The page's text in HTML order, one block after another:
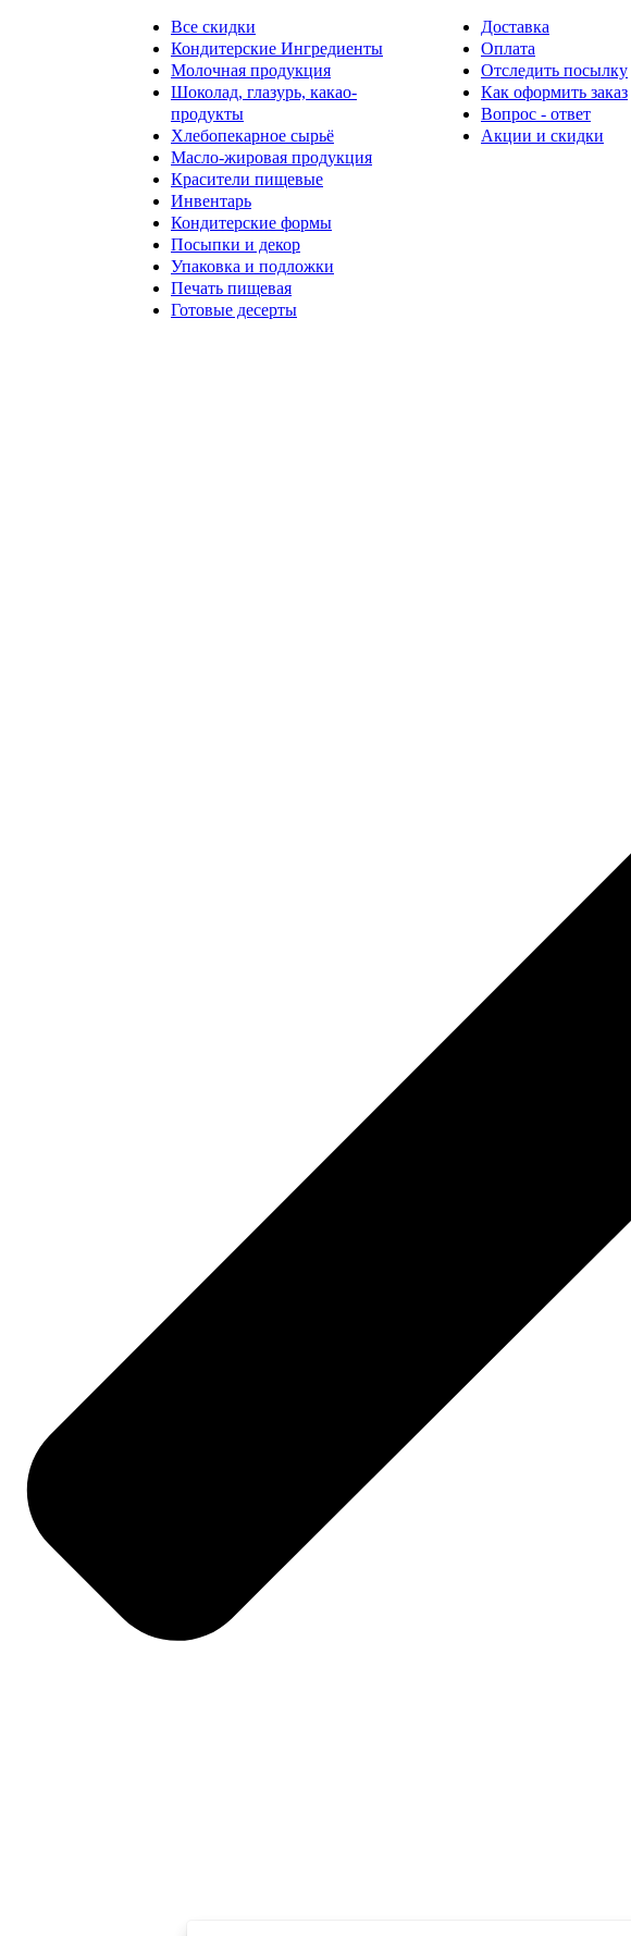
Все скидки
Кондитерские Ингредиенты
Молочная продукция
Шоколад, глазурь, какао-
продукты
Хлебопекарное сырьё
Масло-жировая продукция
Красители пищевые
Инвентарь
Кондитерские формы
Посыпки и декор
Упаковка и подложки
Печать пищевая
Готовые десерты
Доставка
Оплата
Отследить посылку
Как оформить заказ
Вопрос - ответ
Акции и скидки